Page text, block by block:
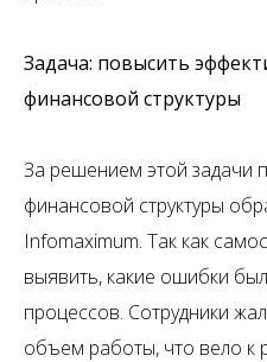
Задача: повысить
финансовой структуры
За решением этой задачи
финансовой структуры
Infomaximum. Так как
выявить, какие ошибки
процессов. Сотрудники
объем работы, что вело к